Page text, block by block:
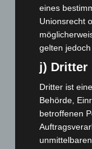
Februar 2025(96)
Januar 2025(88)
Dezember 2024
November 2024
Oktober 2024 (93)
September 2024
August 2024(107)
Juli 2024(89)
eines
Unionsrecht
gelten
j) Dritter
Dritter ist
Behörde,
betroffenen